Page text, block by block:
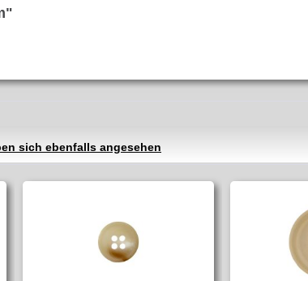
sich ebenfalls angesehen